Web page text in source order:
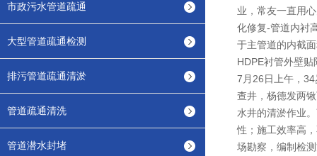
市政污水管道疏通
大型管道疏通检测
排污管道疏通清淤
管道疏通清洗
管道潜水封堵
业，常友一直用
化修复-管道内衬
于主管道的内截
HDPE衬管外壁
7月26日上午，
查井，杨德发两
水井的清淤作业
性；施工效率高
场勘察，编制检